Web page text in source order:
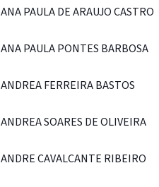
ANA PAULA DE ARAUJO CASTRO
ANA PAULA PONTES BARBOSA
ANDREA FERREIRA BASTOS
ANDREA SOARES DE OLIVEIRA
ANDRE CAVALCANTE RIBEIRO